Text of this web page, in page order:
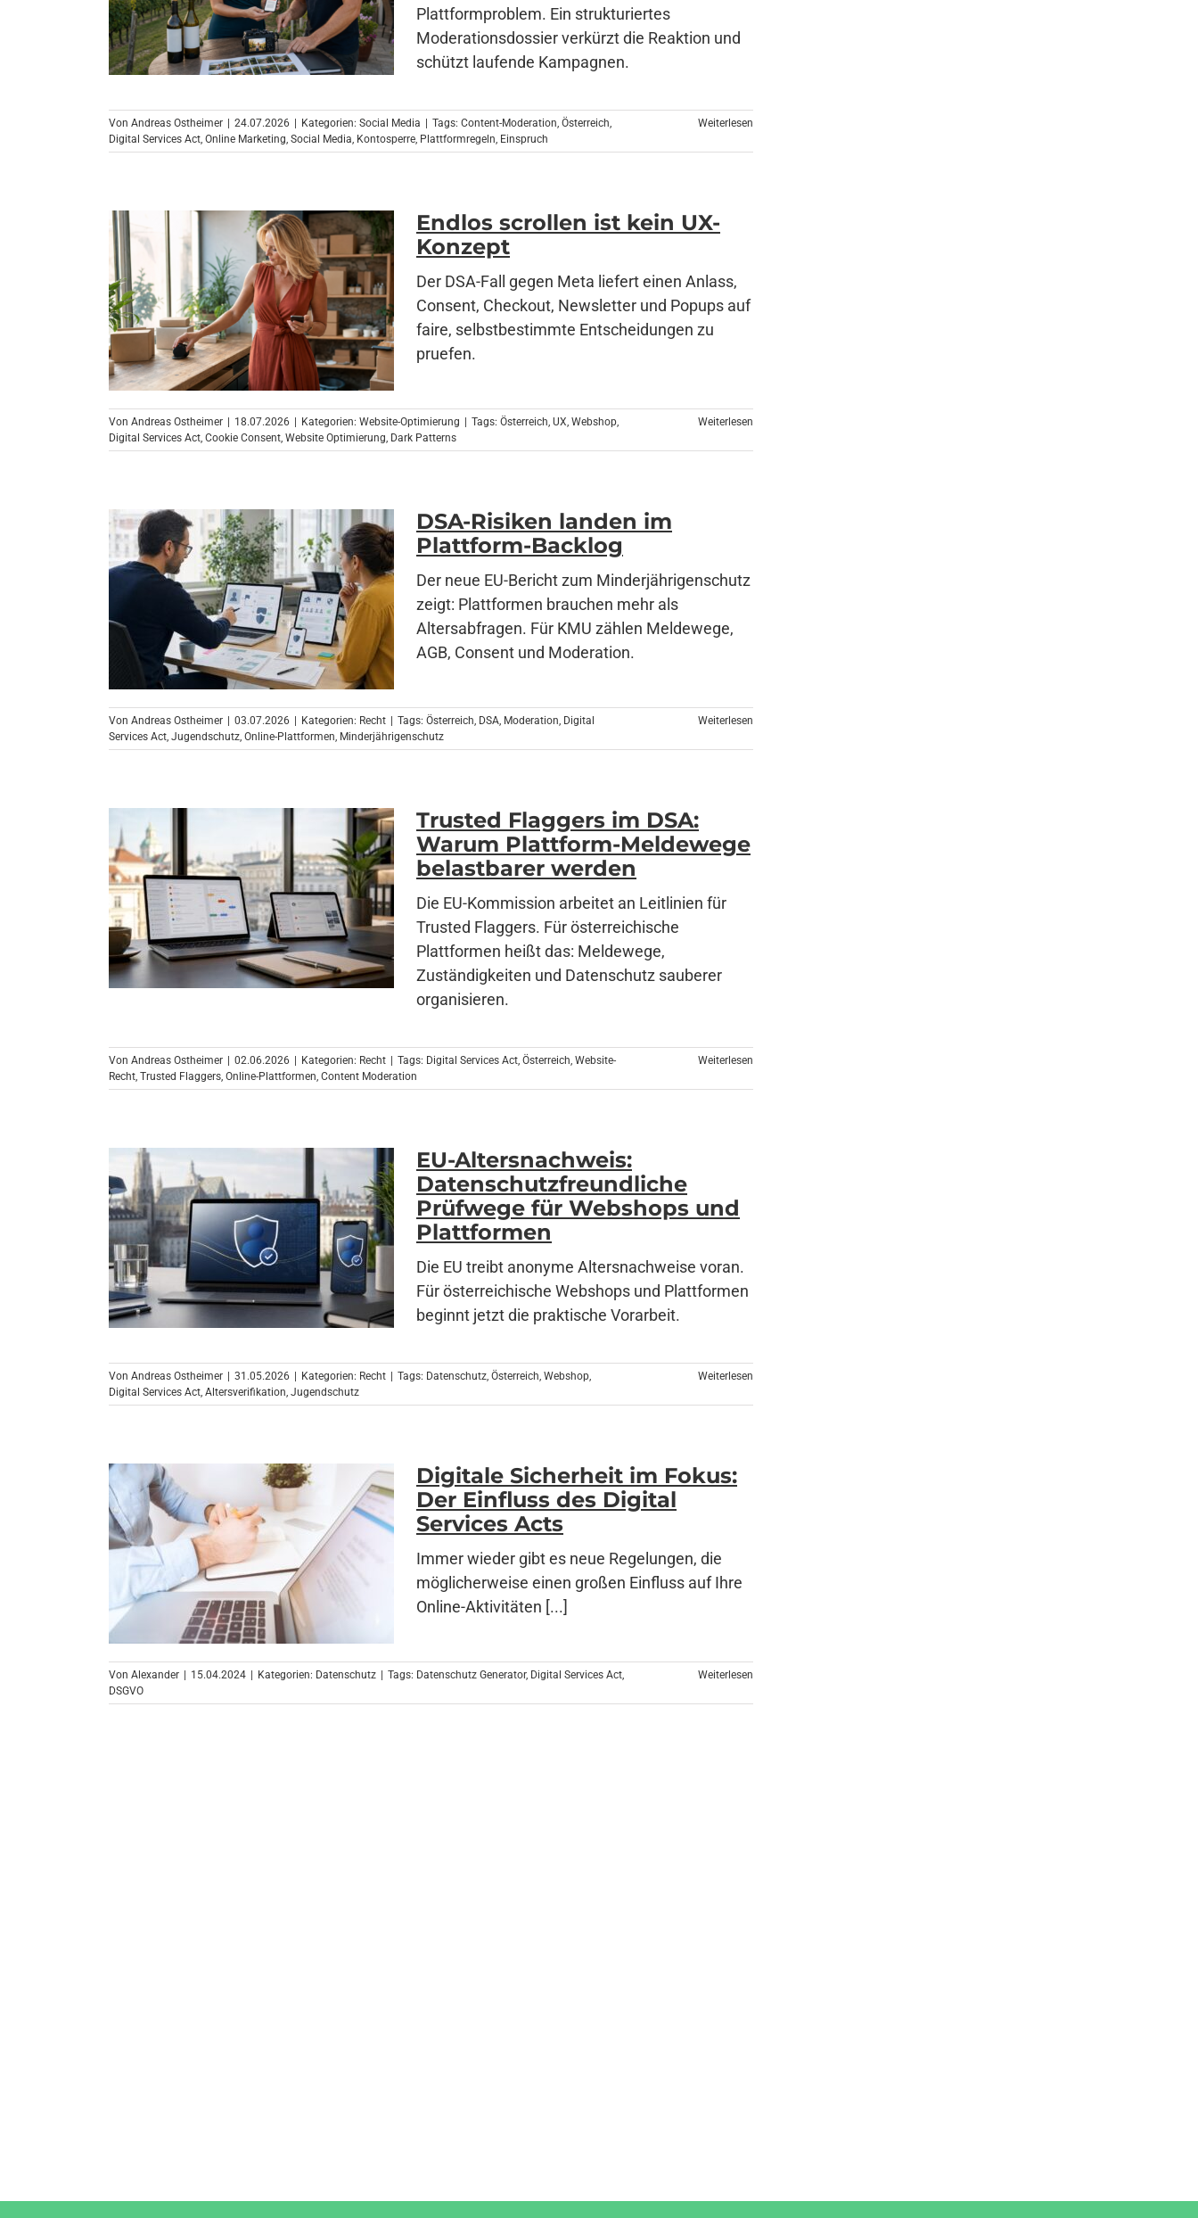
Plattformproblem. Ein strukturiertes
Moderationsdossier verkürzt die Reaktion und
schützt laufende Kampagnen.
Von Andreas Ostheimer 24.07.2026 Kategorien: Social Media Tags: Content-Moderation, Österreich,
Digital Services Act, Online Marketing, Social Media, Kontosperre, Plattformregeln, Einspruch
Weiterlesen
Endlos scrollen ist kein UX-
Konzept
Der DSA-Fall gegen Meta liefert einen Anlass,
Consent, Checkout, Newsletter und Popups auf
faire, selbstbestimmte Entscheidungen zu
pruefen.
Von Andreas Ostheimer 18.07.2026 Kategorien: Website-Optimierung Tags: Österreich, UX, Webshop,
Digital Services Act, Cookie Consent, Website Optimierung, Dark Patterns
Weiterlesen
DSA-Risiken landen im
Plattform-Backlog
Der neue EU-Bericht zum Minderjährigenschutz
zeigt: Plattformen brauchen mehr als
Altersabfragen. Für KMU zählen Meldewege,
AGB, Consent und Moderation.
Von Andreas Ostheimer 03.07.2026 Kategorien: Recht Tags: Österreich, DSA, Moderation, Digital
Services Act, Jugendschutz, Online-Plattformen, Minderjährigenschutz
Weiterlesen
Trusted Flaggers im DSA:
Warum Plattform-Meldewege
belastbarer werden
Die EU-Kommission arbeitet an Leitlinien für
Trusted Flaggers. Für österreichische
Plattformen heißt das: Meldewege,
Zuständigkeiten und Datenschutz sauberer
organisieren.
Von Andreas Ostheimer 02.06.2026 Kategorien: Recht Tags: Digital Services Act, Österreich, Website-
Recht, Trusted Flaggers, Online-Plattformen, Content Moderation
Weiterlesen
EU-Altersnachweis:
Datenschutzfreundliche
Prüfwege für Webshops und
Plattformen
Die EU treibt anonyme Altersnachweise voran.
Für österreichische Webshops und Plattformen
beginnt jetzt die praktische Vorarbeit.
Von Andreas Ostheimer 31.05.2026 Kategorien: Recht Tags: Datenschutz, Österreich, Webshop,
Digital Services Act, Altersverifikation, Jugendschutz
Weiterlesen
Digitale Sicherheit im Fokus:
Der Einfluss des Digital
Services Acts
Immer wieder gibt es neue Regelungen, die
möglicherweise einen großen Einfluss auf Ihre
Online-Aktivitäten [...]
Von Alexander 15.04.2024 Kategorien: Datenschutz Tags: Datenschutz Generator, Digital Services Act,
DSGVO
Weiterlesen